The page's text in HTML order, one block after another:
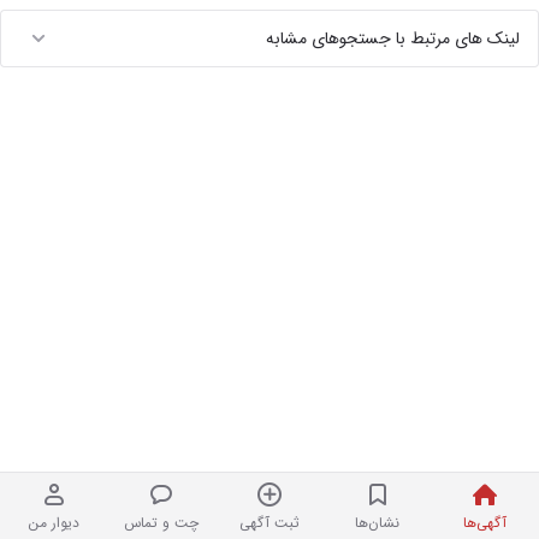
آگهی‌ها نشان‌ها ثبت آگهی چت و تماس دیوار من
لینک های مرتبط با جستجوهای مشابه